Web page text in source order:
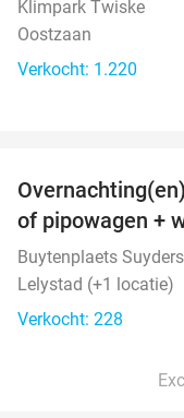
Klimpark Twiske
Oostzaan
Verkocht: 1.220
of pipowagen +
Buytenplaets
Lelystad (+1 locatie)
Verkocht: 228